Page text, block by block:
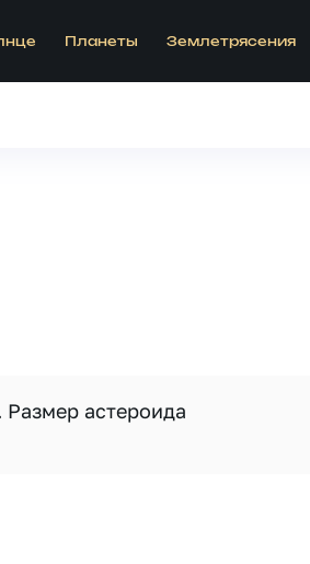
Планеты Землетрясения
астероида